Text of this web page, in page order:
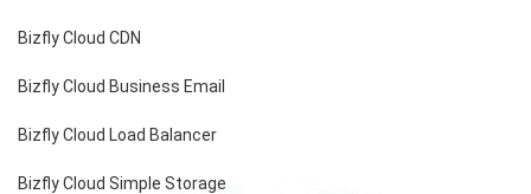
Bizfly Cloud CDN
Bizfly Cloud Business Email
Bizfly Cloud Load Balancer
Bizfly Cloud Simple Storage